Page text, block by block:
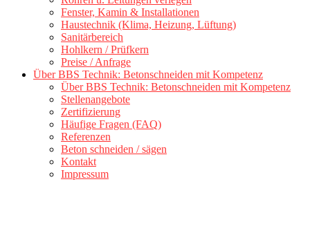
Fenster, Kamin & Installationen
Haustechnik (Klima, Heizung, Lüftung)
Sanitärbereich
Hohlkern / Prüfkern
Preise / Anfrage
Über BBS Technik: Betonschneiden mit Kompetenz
Über BBS Technik: Betonschneiden mit Kompetenz
Stellenangebote
Zertifizierung
Häufige Fragen (FAQ)
Referenzen
Beton schneiden / sägen
Kontakt
Impressum